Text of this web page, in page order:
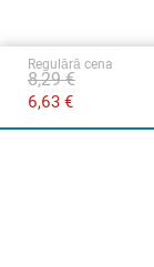
Regulārā cena
6,63 €
8,29 €